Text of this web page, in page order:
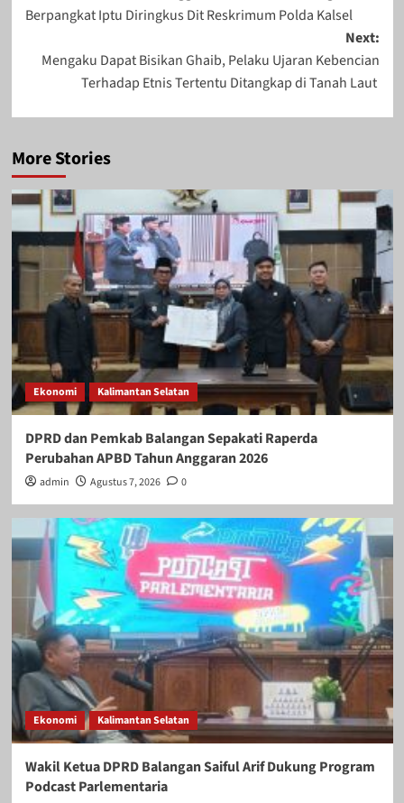
Berpangkat Iptu Diringkus Dit Reskrimum Polda Kalsel
Next:
Mengaku Dapat Bisikan Ghaib, Pelaku Ujaran Kebencian
Terhadap Etnis Tertentu Ditangkap di Tanah Laut
More Stories
Ekonomi Kalimantan Selatan
DPRD dan Pemkab Balangan Sepakati Raperda
Perubahan APBD Tahun Anggaran 2026
admin Agustus 7, 2026 0
Ekonomi Kalimantan Selatan
Wakil Ketua DPRD Balangan Saiful Arif Dukung Program
Podcast Parlementaria